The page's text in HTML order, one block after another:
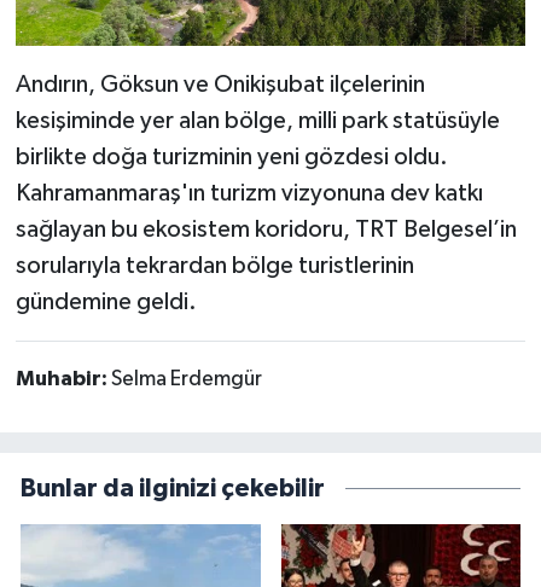
Andırın, Göksun ve Onikişubat ilçelerinin
kesişiminde yer alan bölge, milli park statüsüyle
birlikte doğa turizminin yeni gözdesi oldu.
Kahramanmaraş'ın turizm vizyonuna dev katkı
sağlayan bu ekosistem koridoru, TRT Belgesel’in
sorularıyla tekrardan bölge turistlerinin
gündemine geldi.
Muhabir: Selma Erdemgür
Bunlar da ilginizi çekebilir